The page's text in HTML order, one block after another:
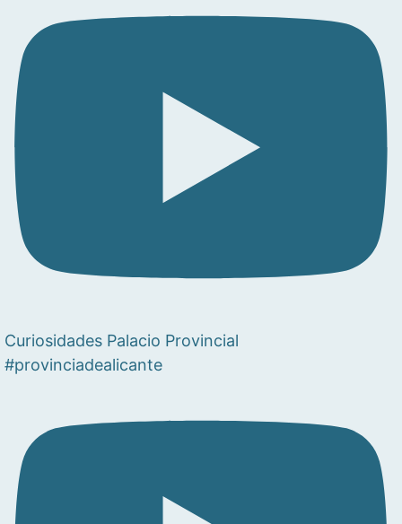
Curiosidades Palacio Provincial
#provinciadealicante